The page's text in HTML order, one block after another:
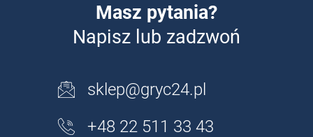
Masz pytania?
Napisz lub zadzwoń
sklep@gryc24.pl
+48 22 511 33 43